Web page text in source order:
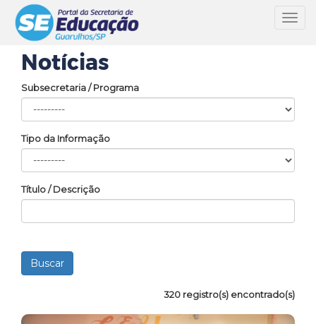
Notícias
Subsecretaria / Programa
Tipo da Informação
Título / Descrição
320 registro(s) encontrado(s)